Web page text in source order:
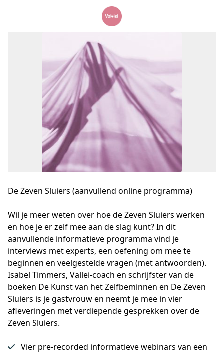
De Zeven Sluiers (aanvullend online programma)
Wil je meer weten over hoe de Zeven Sluiers werken
en hoe je er zelf mee aan de slag kunt? In dit
aanvullende informatieve programma vind je
interviews met experts, een oefening om mee te
beginnen en veelgestelde vragen (met antwoorden).
Isabel Timmers, Vallei-coach en schrijfster van de
boeken De Kunst van het Zelfbeminnen en De Zeven
Sluiers is je gastvrouw en neemt je mee in vier
afleveringen met verdiepende gesprekken over de
Zeven Sluiers.
Vier pre-recorded informatieve webinars van een